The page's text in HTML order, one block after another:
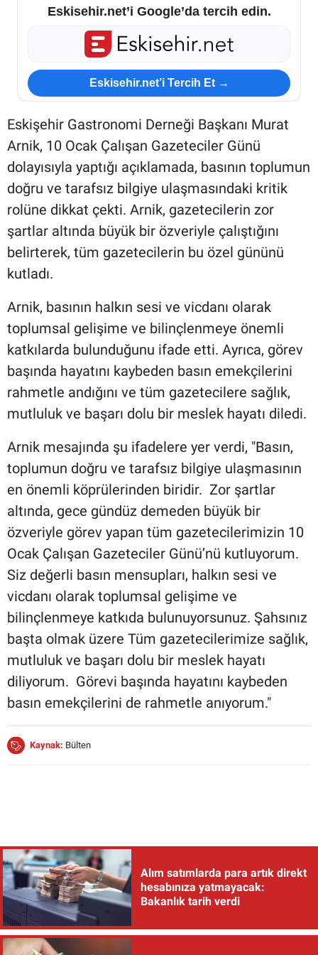
Eskisehir.net’i Google’da tercih edin.
Eskisehir.net’i Tercih Et →
Eskişehir Gastronomi Derneği Başkanı Murat
Arnik, 10 Ocak Çalışan Gazeteciler Günü
dolayısıyla yaptığı açıklamada, basının toplumun
doğru ve tarafsız bilgiye ulaşmasındaki kritik
rolüne dikkat çekti. Arnik, gazetecilerin zor
şartlar altında büyük bir özveriyle çalıştığını
belirterek, tüm gazetecilerin bu özel gününü
kutladı.
Arnik, basının halkın sesi ve vicdanı olarak
toplumsal gelişime ve bilinçlenmeye önemli
katkılarda bulunduğunu ifade etti. Ayrıca, görev
başında hayatını kaybeden basın emekçilerini
rahmetle andığını ve tüm gazetecilere sağlık,
mutluluk ve başarı dolu bir meslek hayatı diledi.
Arnik mesajında şu ifadelere yer verdi, "Basın,
toplumun doğru ve tarafsız bilgiye ulaşmasının
en önemli köprülerinden biridir. Zor şartlar
altında, gece gündüz demeden büyük bir
özveriyle görev yapan tüm gazetecilerimizin 10
Ocak Çalışan Gazeteciler Günü’nü kutluyorum.
Siz değerli basın mensupları, halkın sesi ve
vicdanı olarak toplumsal gelişime ve
bilinçlenmeye katkıda bulunuyorsunuz. Şahsınız
başta olmak üzere Tüm gazetecilerimize sağlık,
mutluluk ve başarı dolu bir meslek hayatı
diliyorum. Görevi başında hayatını kaybeden
basın emekçilerini de rahmetle anıyorum."
Kaynak: Bülten
Alım satımlarda para artık direkt
hesabınıza yatmayacak:
Bakanlık tarih verdi